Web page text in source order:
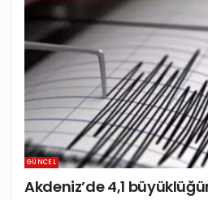
GÜNCEL
Akdeniz’de 4,1